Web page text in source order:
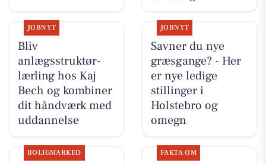
JOBNYT
Bliv
anlægsstruktør-
lærling hos Kaj
Bech og kombiner
dit håndværk med
uddannelse
JOBNYT
Savner du nye
græsgange? - Her
er nye ledige
stillinger i
Holstebro og
omegn
BOLIGMARKED FAKTA OM